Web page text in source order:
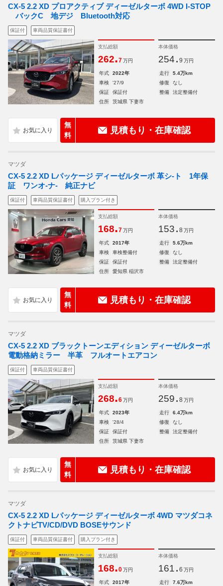
CX-5 2.2 XD プロアクティブ ディーゼルターボ 4WD I-STOP
バックC 地デジ Bluetooth対応
保証付 車両品質保証書付
支払総額
262.7 万円
本体価格
254. 9 万円
年式 2022年 走行
5.4万km
車検
'27/9 修復
なし
保証
保証付 整備
法定整備付
住所
茨城県 下妻市
無
料
見積もり・在庫確認
マツダ
CX-5 2.2 XD Lパッケージ ディーゼルターボ 革シ-ト 1年保
証 ワンオ-ナ- 純正ナビ
保証付 車両品質保証書付 購入プラン付き
支払総額
168.7 万円
本体価格
153. 8 万円
年式 2017年 走行
5.6万km
車検
車検整備付 修復
なし
保証
保証付 整備
法定整備付
住所
愛知県 稲沢市
無
料
見積もり・在庫確認
マツダ
CX-5 2.2 XD ブラックトーンエディション ディーゼルターボ
電動格納ミラー 半革 フルオートエアコン
保証付 車両品質保証書付
支払総額
268.6 万円
本体価格
259. 8 万円
年式 2023年 走行
6.4万km
車検
'28/4 修復
なし
保証
保証付 整備
法定整備付
住所
茨城県 下妻市
無
料
見積もり・在庫確認
マツダ
CX-5 2.2 XD Lパッケージ ディーゼルターボ 4WD マツダコネ
クトナビTV/CD/DVD BOSEサウンド
保証付 車両品質保証書付 購入プラン付き
支払総額
168.0 万円
本体価格
161. 6 万円
年式 2017年 走行
7.6万km